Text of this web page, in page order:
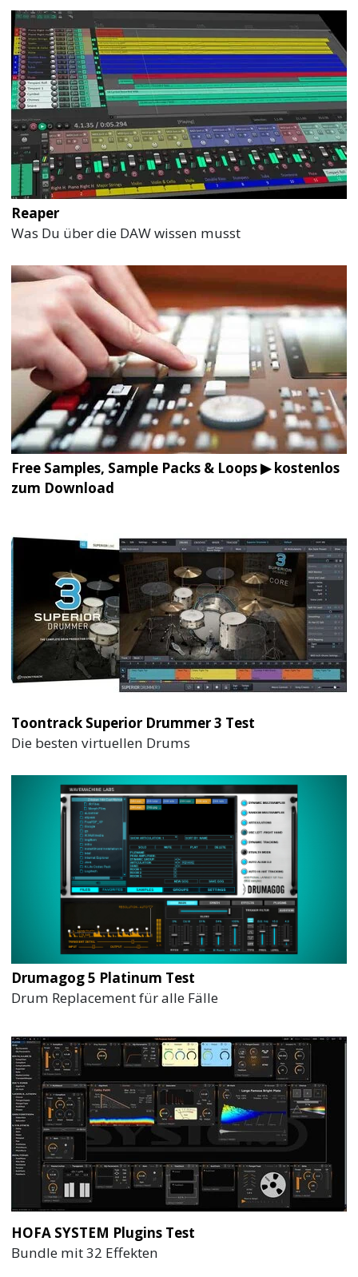
Reaper
Was Du über die DAW wissen musst
Free Samples, Sample Packs & Loops ▶ kostenlos
zum Download
Toontrack Superior Drummer 3 Test
Die besten virtuellen Drums
Drumagog 5 Platinum Test
Drum Replacement für alle Fälle
HOFA SYSTEM Plugins Test
Bundle mit 32 Effekten